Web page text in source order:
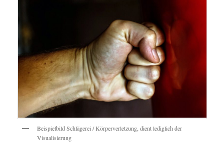
Beispielbild Schlägerei / Körperverletzung, dient lediglich der
Visualisierung